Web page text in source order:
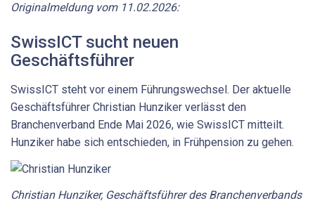
Originalmeldung vom 11.02.2026:
SwissICT sucht neuen
Geschäftsführer
SwissICT steht vor einem Führungswechsel. Der aktuelle
Geschäftsführer Christian Hunziker verlässt den
Branchenverband Ende Mai 2026, wie SwissICT mitteilt.
Hunziker habe sich entschieden, in Frühpension zu gehen.
Christian Hunziker, Geschäftsführer des Branchenverbands